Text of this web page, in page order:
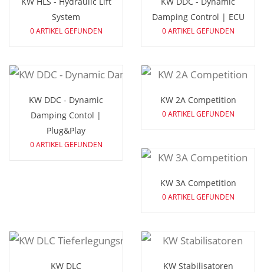
System
0 ARTIKEL GEFUNDEN
Damping Control | ECU
0 ARTIKEL GEFUNDEN
KW DDC - Dynamic
Damping Contol |
Plug&Play
0 ARTIKEL GEFUNDEN
KW 2A Competition
0 ARTIKEL GEFUNDEN
KW 3A Competition
0 ARTIKEL GEFUNDEN
KW DLC
KW Stabilisatoren